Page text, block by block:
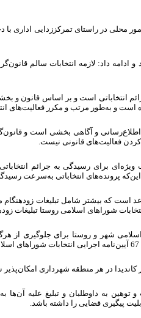
در راستای تمرکززدایی اداری با
کرد و ادامه داد: لازمه انتخابات سالم
انتخاباتی است و بر اساس قانون و
و به‌طور مرتب و مکرر فعالیت‌های
اطلاع‌رسانی و آگاهی بخشی است و
کردن فعالیت‌های قانونی نیست.
برای رسیدگی به جرائم
این‌که پرونده‌های انتخاباتی به‌سرعت
در هر منطقه شهرداری امکان‌پذیر
به داوطلبان و تبلیغ علیه آن‌ها
پیگیری قضایی را داشته باشد.